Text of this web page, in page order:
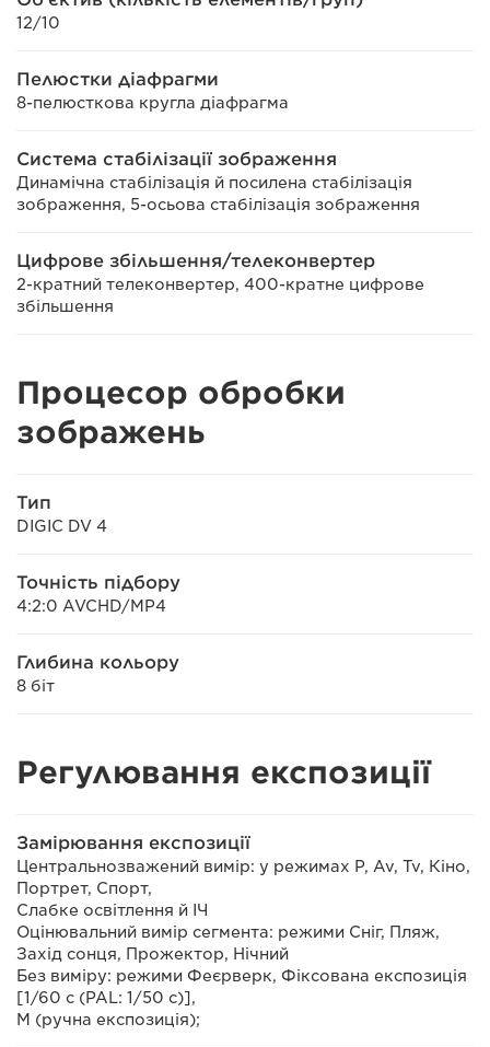
12/10
Пелюстки діафрагми
8-пелюсткова кругла діафрагма
Система стабілізації зображення
Динамічна стабілізація й посилена стабілізація
зображення, 5-осьова стабілізація зображення
Цифрове збільшення/телеконвертер
2-кратний телеконвертер, 400-кратне цифрове
збільшення
Процесор обробки
зображень
Тип
DIGIC DV 4
Точність підбору
4:2:0 AVCHD/MP4
Глибина кольору
8 біт
Регулювання експозиції
Замірювання експозиції
Центральнозважений вимір: у режимах P, Av, Tv, Кіно,
Портрет, Спорт,
Слабке освітлення й ІЧ
Оцінювальний вимір сегмента: режими Сніг, Пляж,
Захід сонця, Прожектор, Нічний
Без виміру: режими Феєрверк, Фіксована експозиція
[1/60 с (PAL: 1/50 с)],
M (ручна експозиція);